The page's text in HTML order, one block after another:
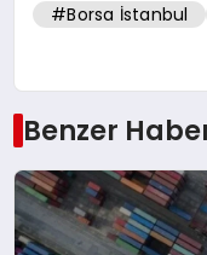
#Borsa İstanbul
Benzer